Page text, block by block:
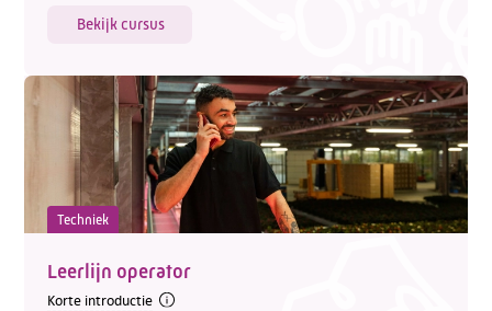
Bekijk cursus
Techniek
Leerlijn operator
Korte introductie